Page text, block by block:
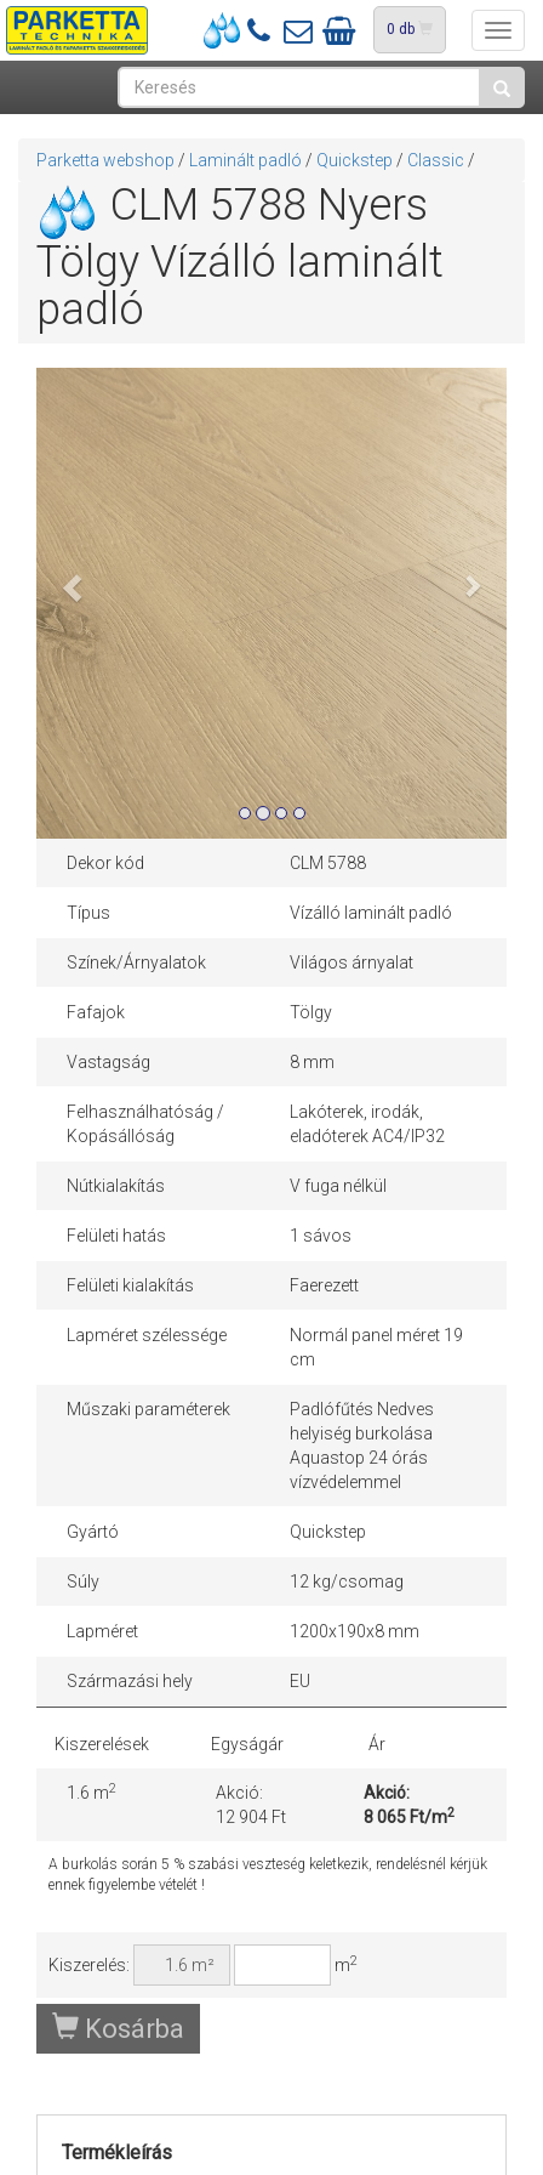
0 db
Parketta webshop / Laminált padló / Quickstep / Classic /
CLM 5788 Nyers
Tölgy Vízálló laminált
padló
Previous Next
Dekor kód CLM 5788
Típus Vízálló laminált padló
Színek/Árnyalatok Világos árnyalat
Fafajok Tölgy
Vastagság 8 mm
Felhasználhatóság /
Kopásállóság
Lakóterek, irodák,
eladóterek AC4/IP32
Nútkialakítás V fuga nélkül
Felületi hatás 1 sávos
Felületi kialakítás Faerezett
Lapméret szélessége
Normál panel méret 19
cm
Műszaki paraméterek
Padlófűtés Nedves
helyiség burkolása
Aquastop 24 órás
vízvédelemmel
Gyártó Quickstep
Súly 12 kg/csomag
Lapméret 1200x190x8 mm
Származási hely EU
Kiszerelések Egyságár Ár
1.6 m2
Akció:
12 904 Ft
Akció:
8 065 Ft/m2
A burkolás során 5 % szabási veszteség keletkezik, rendelésnél kérjük
ennek figyelembe vételét !
Kiszerelés: m2
Kosárba
Termékleírás